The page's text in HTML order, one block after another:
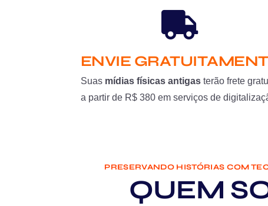
ENVIE
Suas mídias físicas antigas terão frete
a partir de R$ 380 em serviços de
PRESERVANDO HISTÓRIAS COM
QUEM